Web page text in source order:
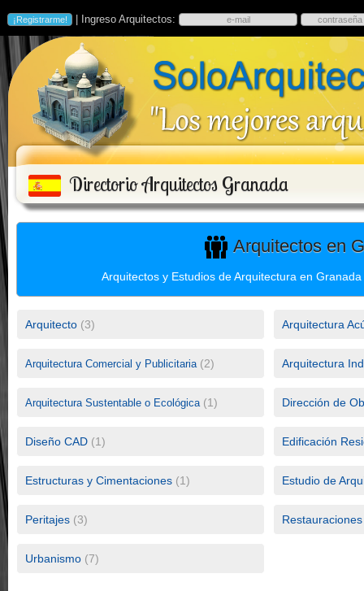
| Ingreso Arquitectos:
Directorio Arquitectos Granada
Arquitectos en
Arquitectos y Estudios de Arquitectura en
Arquitecto (3) Arquitectura
Arquitectura Comercial y Publicitaria (2) Arquitectura
Arquitectura Sustentable o Ecológica (1) Dirección de
Diseño CAD (1) Edificación
Estructuras y Cimentaciones (1) Estudio de
Peritajes (3) Restauraciones
Urbanismo (7)